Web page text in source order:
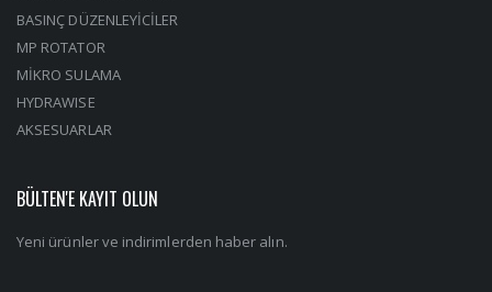
BASINÇ DÜZENLEYİCİLER
MP ROTATOR
MİKRO SULAMA
HYDRAWISE
AKSESUARLAR
BÜLTEN'E KAYIT OLUN
Yeni ürünler ve indirimlerden haber alın.